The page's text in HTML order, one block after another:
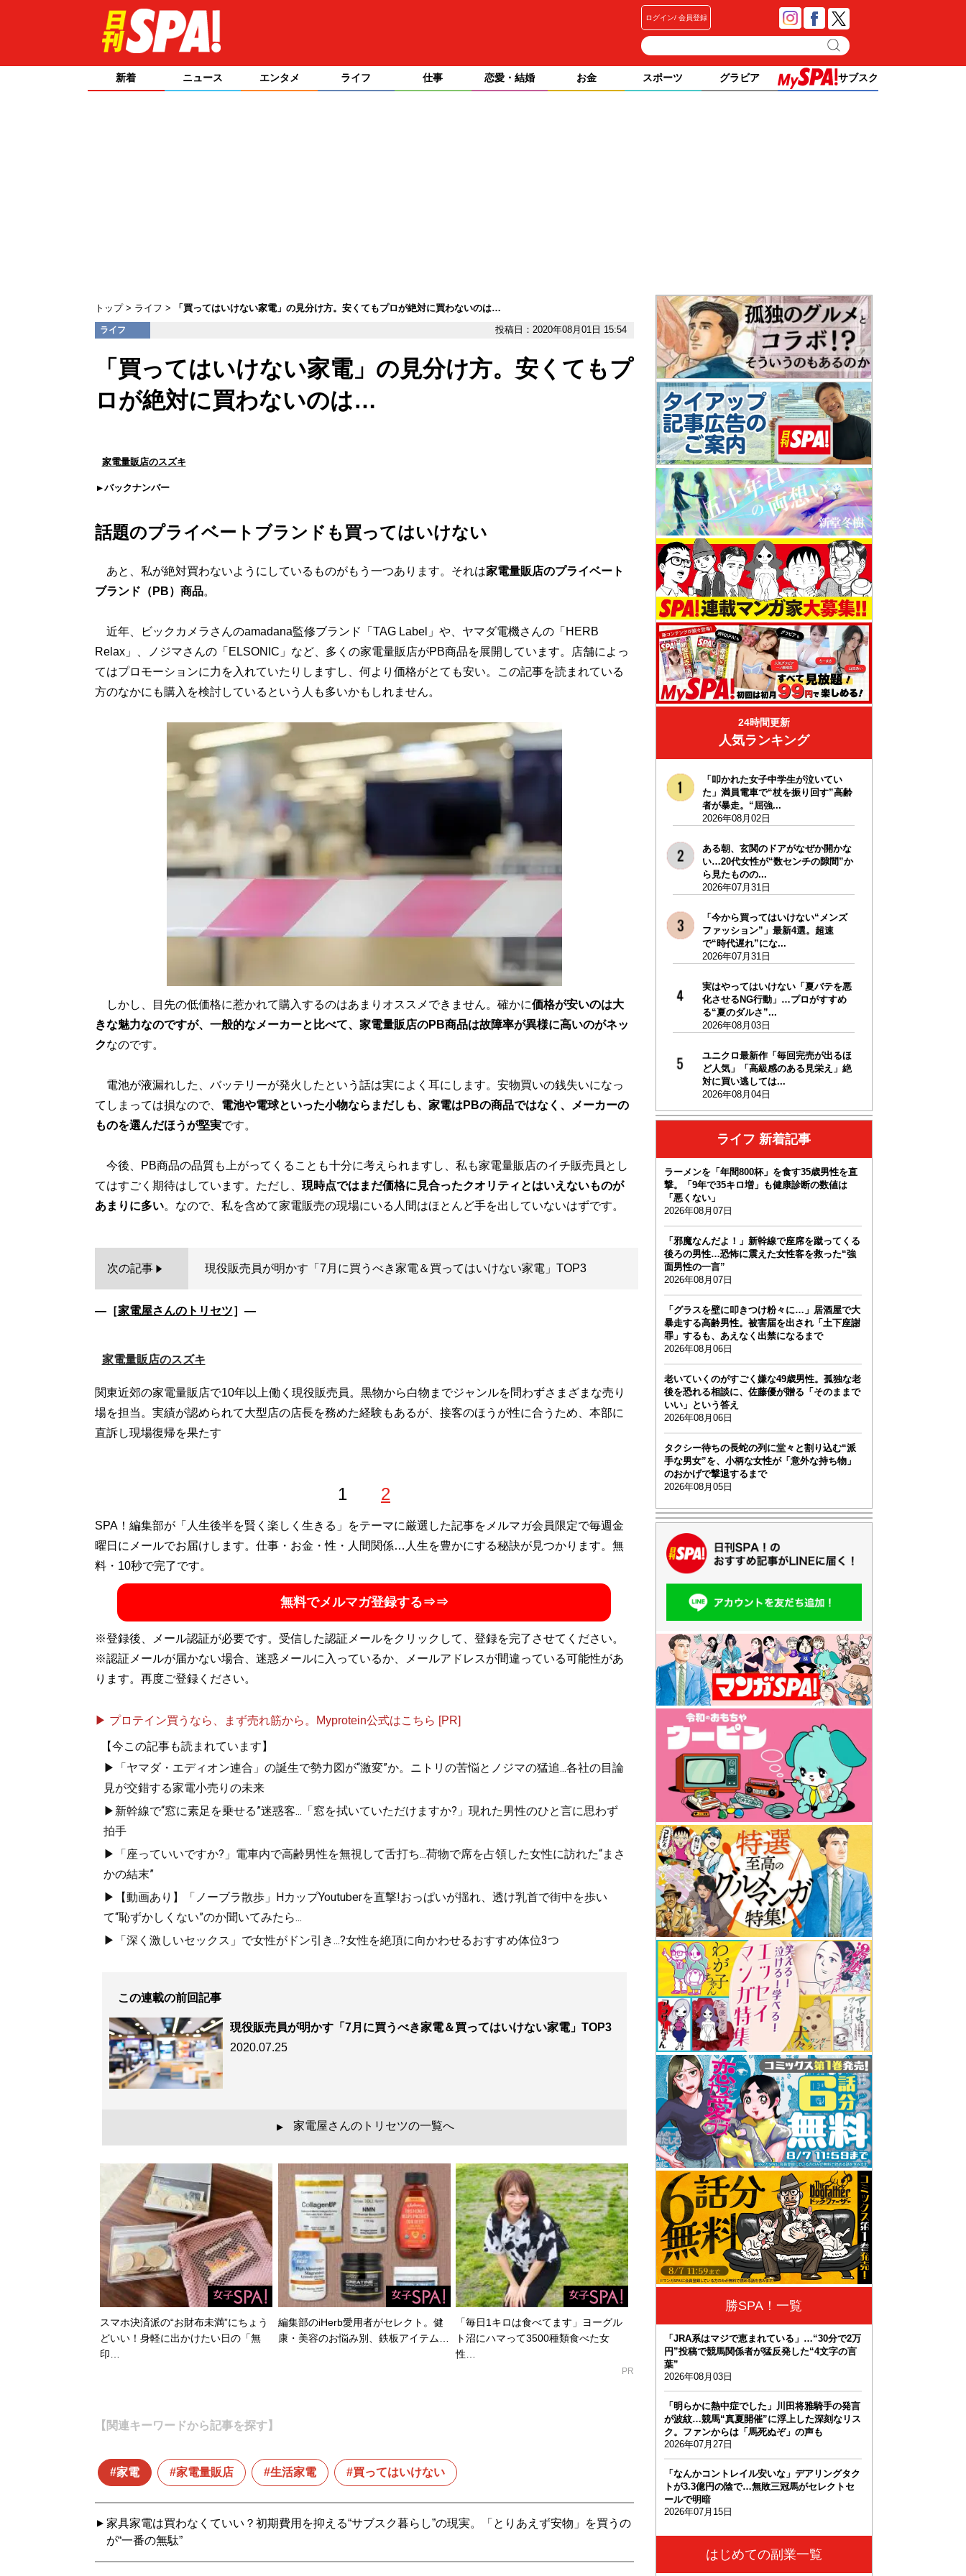
ログイン 会員登録
新着 ニュース エンタメ ライフ 仕事 恋愛・結婚 お金 スポーツ グラビア サブスク
トップ ライフ 「買ってはいけない家電」の見分け方。安くてもプロが絶対に買わないのは…
ライフ 投稿日：2020年08月01日 15:54
「買ってはいけない家電」の見分け方。安くてもプ
ロが絶対に買わないのは…
家電量販店のスズキ
バックナンバー
話題のプライベートブランドも買ってはいけない
あと、私が絶対買わないようにしているものがもう一つあります。それは家電量販店のプライベート
ブランド（PB）商品。
近年、ビックカメラさんのamadana監修ブランド「TAG Label」や、ヤマダ電機さんの「HERB
Relax」、ノジマさんの「ELSONIC」など、多くの家電量販店がPB商品を展開しています。店舗によっ
てはプロモーションに力を入れていたりしますし、何より価格がとても安い。この記事を読まれている
方のなかにも購入を検討しているという人も多いかもしれません。
しかし、目先の低価格に惹かれて購入するのはあまりオススメできません。確かに価格が安いのは大
きな魅力なのですが、一般的なメーカーと比べて、家電量販店のPB商品は故障率が異様に高いのがネッ
クなのです。
電池が液漏れした、バッテリーが発火したという話は実によく耳にします。安物買いの銭失いになっ
てしまっては損なので、 電池や電球といった小物ならまだしも、家電はPBの商品ではなく、メーカーの
ものを選んだほうが堅実です。
今後、PB商品の品質も上がってくることも十分に考えられますし、私も家電量販店のイチ販売員とし
てはすごく期待はしています。ただし、 現時点ではまだ価格に見合ったクオリティとはいえないものが
あまりに多い
次の記事 現役販売員が明かす「7月に買うべき家電＆買ってはいけない家電」TOP3
―［家電屋さんのトリセツ］―
家電量販店のスズキ
関東近郊の家電量販店で10年以上働く現役販売員。黒物から白物までジャンルを問わずさまざまな売り
場を担当。実績が認められて大型店の店長を務めた経験もあるが、接客のほうが性に合うため、本部に
直訴し現場復帰を果たす
1 2
SPA！編集部が「人生後半を賢く楽しく生きる」をテーマに厳選した記事をメルマガ会員限定で毎週金
曜日にメールでお届けします。仕事・お金・性・人間関係…人生を豊かにする秘訣が見つかります。無
料・10秒で完了です。
無料でメルマガ登録する⇒⇒
※登録後、メール認証が必要です。受信した認証メールをクリックして、登録を完了させてください。
※認証メールが届かない場合、迷惑メールに入っているか、メールアドレスが間違っている可能性があ
ります。再度ご登録ください。
▶ プロテイン買うなら、まず売れ筋から。Myprotein公式はこちら [PR]
【今この記事も読まれています】
▶「ヤマダ・エディオン連合」の誕生で勢力図が“激変”か。ニトリの苦悩とノジマの猛追...各社の目論
見が交錯する家電小売りの未来
▶新幹線で“窓に素足を乗せる”迷惑客...「窓を拭いていただけますか?」現れた男性のひと言に思わず
拍手
▶「座っていいですか?」電車内で高齢男性を無視して舌打ち...荷物で席を占領した女性に訪れた“まさ
かの結末”
▶【動画あり】「ノーブラ散歩」HカップYoutuberを直撃!おっぱいが揺れ、透け乳首で街中を歩い
て“恥ずかしくない”のか聞いてみたら...
▶「深く激しいセックス」で女性がドン引き...?女性を絶頂に向かわせるおすすめ体位3つ
この連載の前回記事
現役販売員が明かす「7月に買うべき家電＆買ってはいけない家電」TOP3
2020.07.25
▲ 家電屋さんのトリセツの一覧へ
スマホ決済派の“お財布未満”にちょう
どいい！身軽に出かけたい日の「無
印…
編集部のiHerb愛用者がセレクト。健
康・美容のお悩み別、鉄板アイテム…
「毎日1キロは食べてます」ヨーグル
ト沼にハマって3500種類食べた女
性…
PR
【関連キーワードから記事を探す】
家電 家電量販店 生活家電 買ってはいけない
家具家電は買わなくていい？初期費用を抑える“サブスク暮らし”の現実。「とりあえず安物」を買うの
が“一番の無駄”
24時間更新
人気ランキング
「叩かれた女子中学生が泣いてい
た」満員電車で“杖を振り回す”高齢
者が暴走。“屈強...
2026年08月02日
ある朝、玄関のドアがなぜか開かな
い…20代女性が“数センチの隙間”か
ら見たものの...
2026年07月31日
「今から買ってはいけない“メンズ
ファッション”」最新4選。超速
で“時代遅れ”にな...
2026年07月31日
実はやってはいけない「夏バテを悪
化させるNG行動」…プロがすすめ
る“夏のダルさ”...
2026年08月03日
ユニクロ最新作「毎回完売が出るほ
ど人気」「高級感のある見栄え」絶
対に買い逃しては...
2026年08月04日
ライフ 新着記事
ラーメンを「年間800杯」を食す35歳男性を直
撃。「9年で35キロ増」も健康診断の数値は
「悪くない」
2026年08月07日
「邪魔なんだよ！」新幹線で座席を蹴ってくる
後ろの男性…恐怖に震えた女性客を救った“強
面男性の一言”
2026年08月07日
「グラスを壁に叩きつけ粉々に…」居酒屋で大
暴走する高齢男性。被害届を出され「土下座謝
罪」するも、あえなく出禁になるまで
2026年08月06日
老いていくのがすごく嫌な49歳男性。孤独な老
後を恐れる相談に、佐藤優が贈る「そのままで
いい」という答え
2026年08月06日
タクシー待ちの長蛇の列に堂々と割り込む“派
手な男女”を、小柄な女性が「意外な持ち物」
のおかげで撃退するまで
2026年08月05日
勝SPA！一覧
「JRA系はマジで恵まれている」…“30分で2万
円”投稿で競馬関係者が猛反発した“4文字の言
葉”
2026年08月03日
「明らかに熱中症でした」川田将雅騎手の発言
が波紋…競馬“真夏開催”に浮上した深刻なリス
ク。ファンからは「馬死ぬぞ」の声も
2026年07月27日
「なんかコントレイル安いな」デアリングタク
トが3.3億円の陰で…無敗三冠馬がセレクトセ
ールで明暗
2026年07月15日
はじめての副業一覧